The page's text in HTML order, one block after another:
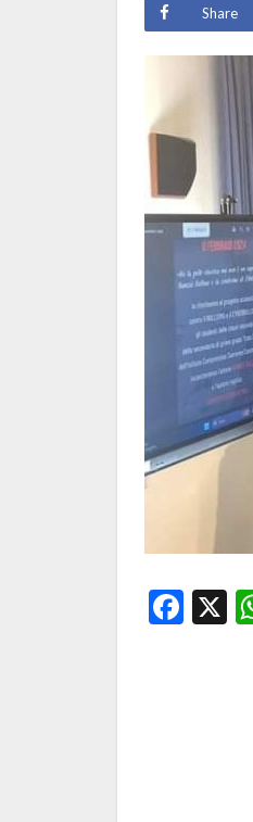
Share
X